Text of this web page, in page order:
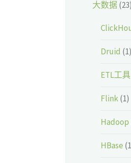
大数据(23)
Druid (1)
ETL工具
Flink(1)
Hadoop
HBase